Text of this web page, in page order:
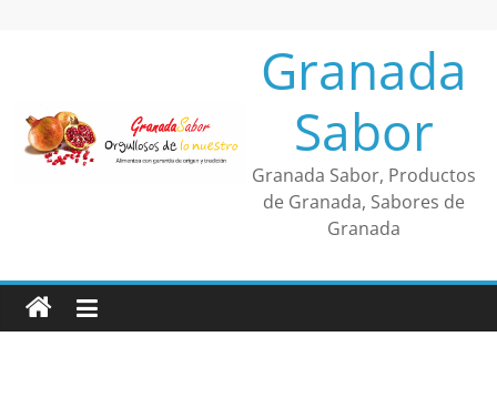
Granada
Sabor
Granada Sabor, Productos
de Granada, Sabores de
Granada